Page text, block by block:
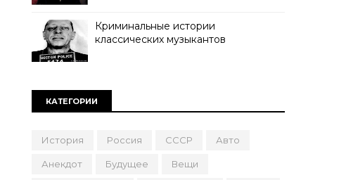
Криминальные истории
классических музыкантов
КАТЕГОРИИ
История Россия СССР Авто
Анекдот Будущее Вещи